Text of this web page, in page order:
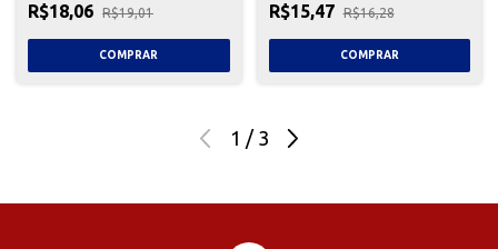
R$18,06 R$19,01 R$15,47 R$16,28
1 / 3